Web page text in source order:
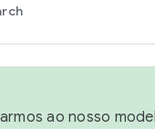
ao nosso